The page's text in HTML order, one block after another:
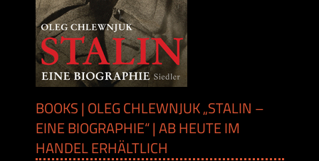
BOOKS | OLEG CHLEWNJUK „STALIN –
EINE BIOGRAPHIE“ | AB HEUTE IM
HANDEL ERHÄLTLICH